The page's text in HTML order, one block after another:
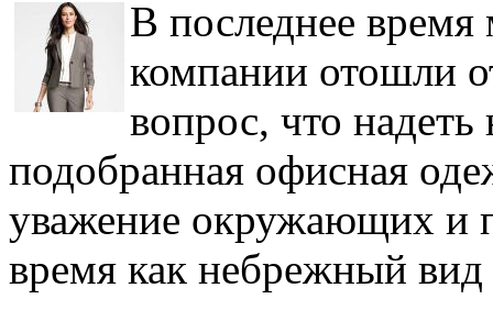
В последнее
компании отошли
вопрос, что
подобранная офисная
уважение окружающих и
время как небрежный